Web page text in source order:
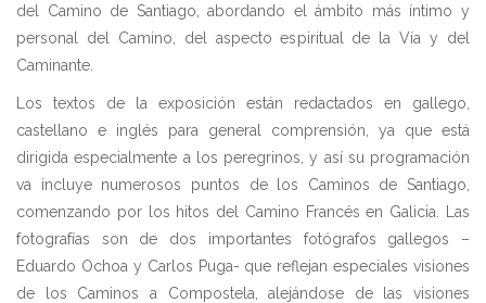
del Camino de Santiago, abordando el ámbito más íntimo y
personal del Camino, del aspecto espiritual de la Vía y del
Caminante.
Los textos de la exposición están redactados en gallego,
castellano e inglés para general comprensión, ya que está
dirigida especialmente a los peregrinos, y así su programación
va incluye numerosos puntos de los Caminos de Santiago,
comenzando por los hitos del Camino Francés en Galicia. Las
fotografías son de dos importantes fotógrafos gallegos –
Eduardo Ochoa y Carlos Puga- que reflejan especiales visiones
de los Caminos a Compostela, alejándose de las visiones